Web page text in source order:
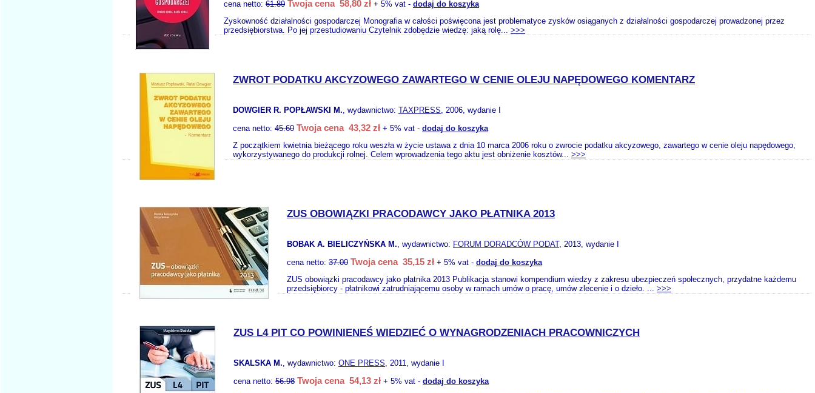
cena netto: 61.89 Twoja cena 58,80 zł + 5% vat - dodaj do koszyka
Zyskowność działalności gospodarczej Monografia w całości poświęcona jest problematyce zysków osiąganych z działalności gospodarczej prowadzonej przez
przedsiębiorstwa. Po jej przestudiowaniu Czytelnik zdobędzie wiedzę: jaką rolę... >>>
ZWROT PODATKU AKCYZOWEGO ZAWARTEGO W CENIE OLEJU NAPĘDOWEGO KOMENTARZ
DOWGIER R. POPŁAWSKI M., wydawnictwo: TAXPRESS, 2006, wydanie I
cena netto: 45.60 Twoja cena 43,32 zł + 5% vat - dodaj do koszyka
Z początkiem kwietnia bieżącego roku weszła w życie ustawa z dnia 10 marca 2006 roku o zwrocie podatku akcyzowego, zawartego w cenie oleju napędowego,
wykorzystywanego do produkcji rolnej. Celem wprowadzenia tego aktu jest obniżenie kosztów... >>>
ZUS OBOWIĄZKI PRACODAWCY JAKO PŁATNIKA 2013
BOBAK A. BIELICZYŃSKA M., wydawnictwo: FORUM DORADCÓW PODAT, 2013, wydanie I
cena netto: 37.00 Twoja cena 35,15 zł + 5% vat - dodaj do koszyka
ZUS obowiązki pracodawcy jako płatnika 2013 Publikacja stanowi kompendium wiedzy z zakresu ubezpieczeń społecznych, przydatne każdemu
przedsiębiorcy - płatnikowi zatrudniającemu osoby w ramach umów o pracę, umów zlecenie i o dzieło. ... >>>
ZUS L4 PIT CO POWINIENEŚ WIEDZIEĆ O WYNAGRODZENIACH PRACOWNICZYCH
SKALSKA M., wydawnictwo: ONE PRESS, 2011, wydanie I
cena netto: 56.98 Twoja cena 54,13 zł + 5% vat - dodaj do koszyka